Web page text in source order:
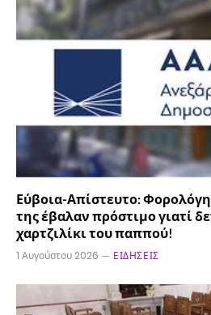
Εύβοια-Απίστευτο:
της έβαλαν πρόστιμο γιατί
χαρτζιλίκι του παππού!
1 Αυγούστου 2026 ΕΙΔΉΣΕΙΣ